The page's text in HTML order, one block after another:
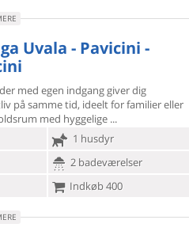
Uvala - Pavicini -
med egen indgang giver dig
påsamme tid, ideelt for familier eller
med hyggelige
1 husdyr
2 badeværelser
Indkøb 400